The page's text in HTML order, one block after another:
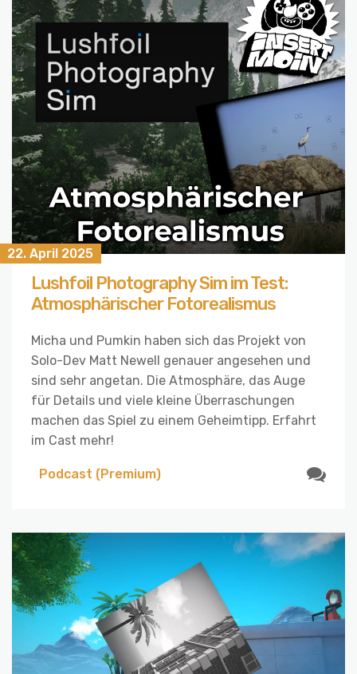
22. April 2025
Lushfoil Photography Sim im Test:
Atmosphärischer Fotorealismus
Micha und Pumkin haben sich das Projekt von
Solo-Dev Matt Newell genauer angesehen und
sind sehr angetan. Die Atmosphäre, das Auge
für Details und viele kleine Überraschungen
machen das Spiel zu einem Geheimtipp. Erfahrt
im Cast mehr!
Podcast (Premium)